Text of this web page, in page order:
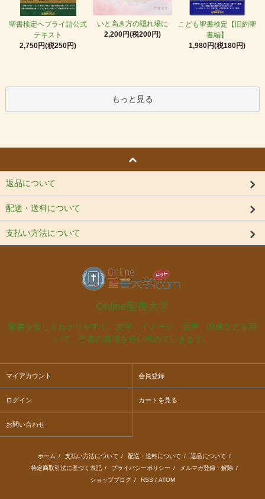
聖書検定ヘブライ語公式
テキスト
2,750円(税250円)
いと高き方の隠れ場に
2,200円(税200円)
こども聖書検定【旧約聖
書編】
1,980円(税180円)
もっと見る
返品について
配送・送料について
支払い方法について
Online聖書大学
聖書を楽しくわかりやすく。文字、イメージ、音声、映像などを用
いて、聖書の真理を追い求めていきます。
マイアカウント 会員登録
ログイン カートを見る
お問い合わせ
ホーム / 支払い方法について / 配送・送料について / 返品について /
特定商取引法に基づく表記 / プライバシーポリシー / メルマガ登録・解除 /
ショップブログ / RSS / ATOM